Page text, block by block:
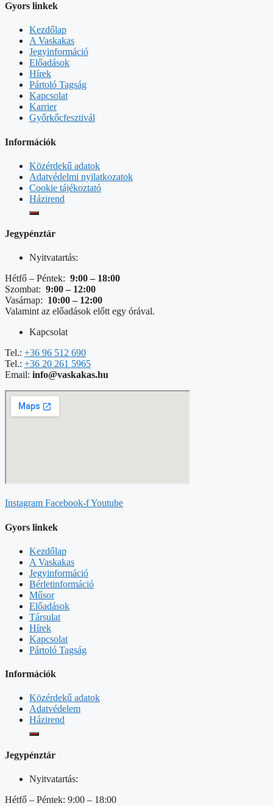
Gyors linkek
Kezdőlap
A Vaskakas
Jegyinformáció
Előadások
Hírek
Pártoló Tagság
Kapcsolat
Karrier
Győrkőcfesztivál
Információk
Közérdekű adatok
Adatvédelmi nyilatkozatok
Cookie tájékoztató
Házirend
Jegypénztár
Nyitvatartás:
Hétfő – Péntek: 9:00 – 18:00
Szombat: 9:00 – 12:00
Vasárnap: 10:00 – 12:00
Valamint az előadások előtt egy órával.
Kapcsolat
Tel.: +36 96 512 690
Tel.: +36 20 261 5965
Email: info@vaskakas.hu
Instagram Facebook-fYoutube
Gyors linkek
Kezdőlap
A Vaskakas
Jegyinformáció
Bérletinformáció
Műsor
Előadások
Társulat
Hírek
Kapcsolat
Pártoló Tagság
Információk
Közérdekű adatok
Adatvédelem
Házirend
Jegypénztár
Nyitvatartás:
Hétfő – Péntek: 9:00 – 18:00